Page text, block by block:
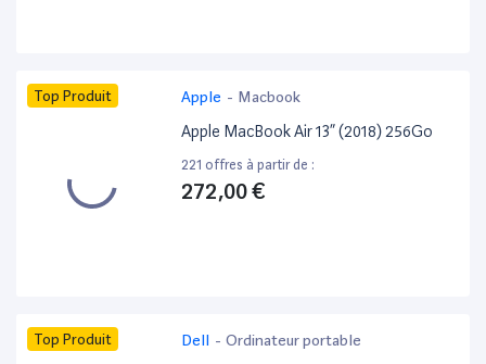
Top Produit Apple - Macbook
Apple MacBook Air 13” (2018) 256Go
221 offres à partir de :
272,00 €
Top Produit Dell - Ordinateur portable